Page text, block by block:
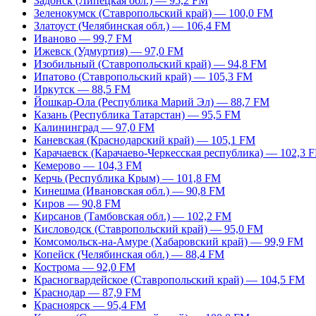
Зеленокумск (Ставропольский край) — 100,0 FM
Златоуст (Челябинская обл.) — 106,4 FM
Иваново — 99,7 FM
Ижевск (Удмуртия) — 97,0 FM
Изобильный (Ставропольский край) — 94,8 FM
Ипатово (Ставропольский край) — 105,3 FM
Иркутск — 88,5 FM
Йошкар-Ола (Республика Марий Эл) — 88,7 FM
Казань (Республика Татарстан) — 95,5 FM
Калининград — 97,0 FM
Каневская (Краснодарский край) — 105,1 FM
Карачаевск (Карачаево-Черкесская республика) — 102,3
Кемерово — 104,3 FM
Керчь (Республика Крым) — 101,8 FM
Кинешма (Ивановская обл.) — 90,8 FM
Киров — 90,8 FM
Кирсанов (Тамбовская обл.) — 102,2 FM
Кисловодск (Ставропольский край) — 95,0 FM
Комсомольск-на-Амуре (Хабаровский край) — 99,9 FM
Копейск (Челябинская обл.) — 88,4 FM
Кострома — 92,0 FM
Красногвардейское (Ставропольский край) — 104,5 FM
Краснодар — 87,9 FM
Красноярск — 95,4 FM